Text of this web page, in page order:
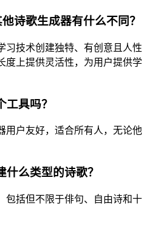
诗歌生成器有什么不同？
习技术创建独特、有创意且人性
度上提供灵活性，为用户提供学
具吗？
用户友好，适合所有人，无论他
么类型的诗歌？
包括但不限于俳句、自由诗和十